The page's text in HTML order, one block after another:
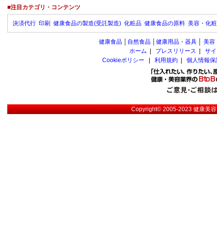
■注目カテゴリ・コンテンツ
決済代行 印刷 健康食品の製造(受託製造) 化粧品 健康食品の原料 美容・化
健康食品 自然食品 健康用品・器具 美容
ホーム
プレスリリース
サ
Cookieポリシー
利用規約 個人情報
Copyright© 2005-2023健康美